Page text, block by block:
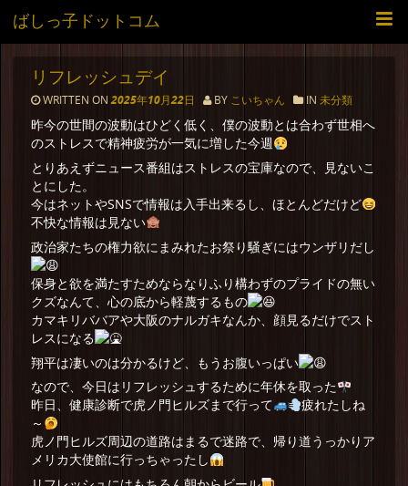
ばしっ子ドットコム
リフレッシュデイ
WRITTEN ON 2025年10月22日 BY こいちゃん IN 未分類
昨今の世間の波動はひどく低く、僕の波動とは合わず世相へ
のストレスで精神疲労が一気に増した今週
とりあえずニュース番組はストレスの宝庫なので、見ないこ
とにした。
今はネットやSNSで情報は入手出来るし、ほとんどだけど
不快な情報は見ない
政治家たちの権力欲にまみれたお祭り騒ぎにはウンザリだし
保身と欲を満たすためならなりふり構わずのプライドの無い
クズなんて、心の底から軽蔑するもの
カマキリババアや大阪のナルガキなんか、顔見るだけでスト
レスになる
翔平は凄いのは分かるけど、もうお腹いっぱい
なので、今日はリフレッシュするために年休を取った
昨日、健康診断で虎ノ門ヒルズまで行って
疲れたしね
～
虎ノ門ヒルズ周辺の道路はまるで迷路で、帰り道うっかりア
メリカ大使館に行っちゃったし